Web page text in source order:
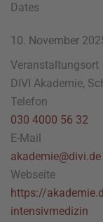
Dates
10. November
Veranstaltungsort
DIVI Akademie,
Telefon
030 4000 56 32
E-Mail
akademie@divi.de
Webseite
https://
intensivmedizin